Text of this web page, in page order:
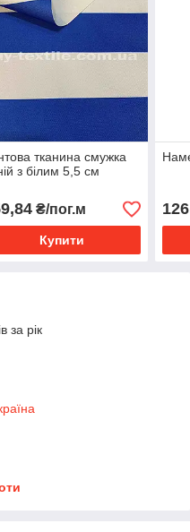
тканина смужка
з білим 5,5 см
₴/пог.м
Купити
за рік